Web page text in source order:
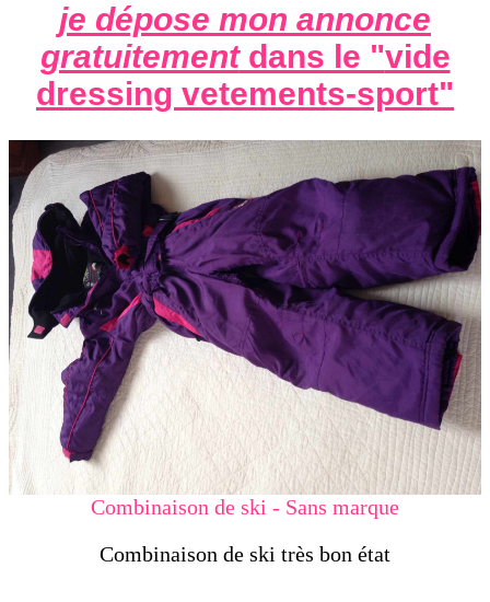
je dépose mon annonce
gratuitementdans le "vide
dressing vetements-sport"
Combinaison de ski - Sans marque
Combinaison de ski très bon état